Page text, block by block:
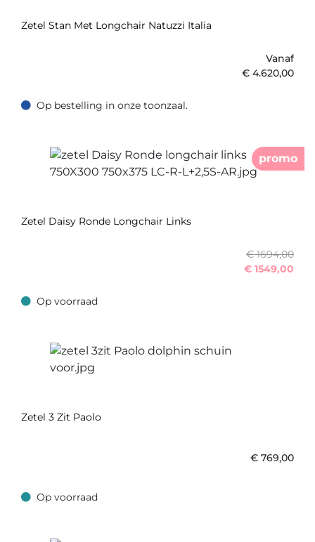
Zetel Stan Met Longchair Natuzzi Italia
Vanaf
€ 4.620,00
Op bestelling in onze toonzaal.
Op bestelling in onze toonzaal.
promo
Zetel Daisy Ronde Longchair Links
€ 1694,00
€ 1549,00
Op voorraad
Op voorraad
Zetel 3 Zit Paolo
€ 769,00
Op voorraad
Op voorraad